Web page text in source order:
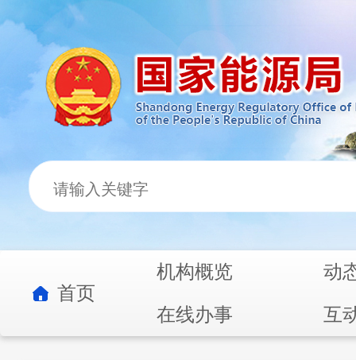
首页
机构概览
动
在线办事
互